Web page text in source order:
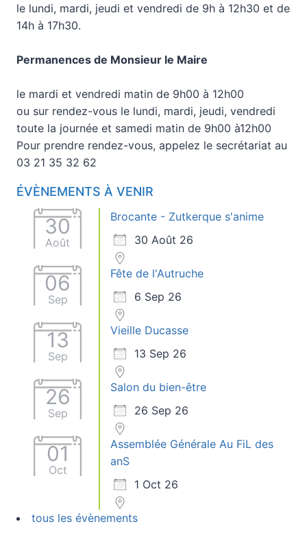
le lundi, mardi, jeudi et vendredi de 9h à 12h30 et de
14h à 17h30.
Permanences de Monsieur le Maire
le mardi et vendredi matin de 9h00 à 12h00
ou sur rendez-vous le lundi, mardi, jeudi, vendredi
toute la journée et samedi matin de 9h00 à12h00
Pour prendre rendez-vous, appelez le secrétariat au
03 21 35 32 62
ÉVÈNEMENTS À VENIR
30
Août
Brocante - Zutkerque s'anime
30 Août 26
06
Sep
Fête de l'Autruche
6 Sep 26
13
Sep
Vieille Ducasse
13 Sep 26
26
Sep
Salon du bien-être
26 Sep 26
01
Oct
Assemblée Générale Au FiL des
anS
1 Oct 26
tous les évènements